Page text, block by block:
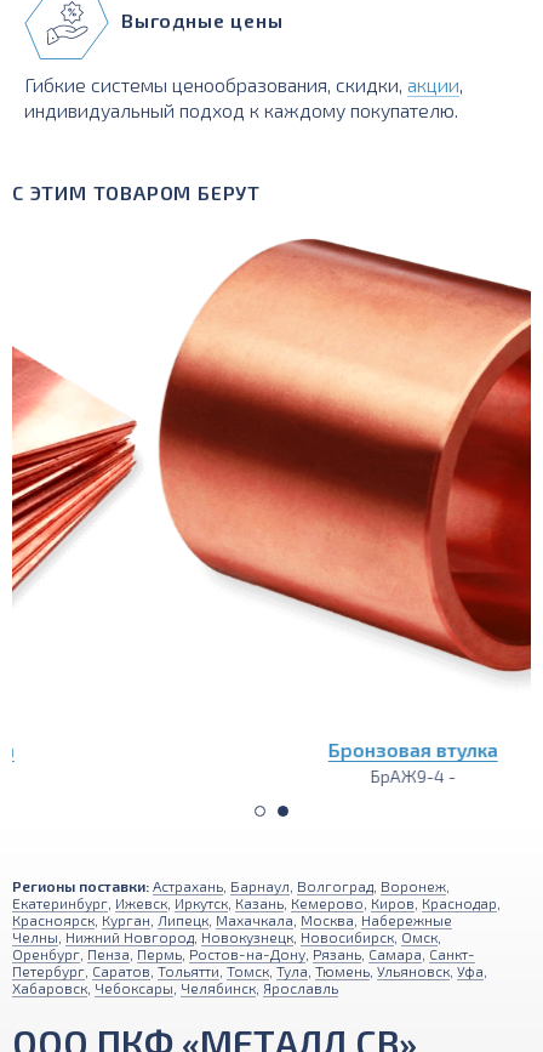
Выгодные цены
Гибкие системы ценообразования, скидки, акции,
индивидуальный подход к каждому покупателю.
С ЭТИМ ТОВАРОМ БЕРУТ
Бронзовая втулка
Регионы поставки: Астрахань Барнаул Волгоград Воронеж
Екатеринбург Ижевск Иркутск Казань Кемерово Киров Краснодар
Красноярск Курган Липецк Махачкала Москва Набережные
Челны Нижний Новгород Новокузнецк Новосибирск Омск
Оренбург Пенза Пермь Ростов-на-Дону Рязань Самара Санкт-
Петербург Саратов Тольятти Томск Тула Тюмень Ульяновск Уфа
Хабаровск Чебоксары Челябинск Ярославль
ООО ПКФ «МЕТАЛЛ СВ»